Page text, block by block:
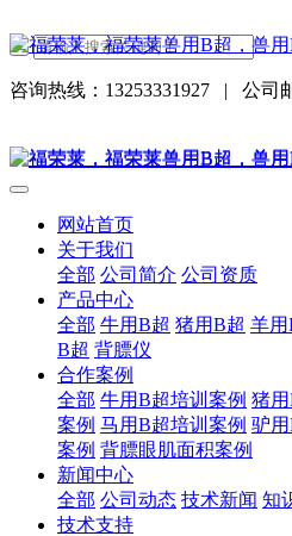
咨询热线：13253331927 | 公司
网站首页
关于我们
全部 公司简介 公司资质
产品中心
全部 牛用B超 猪用B超 羊用
B超 背膘仪
合作案例
全部 牛用B超培训案例 猪
案例 马用B超培训案例 驴
案例 背膘眼肌面积案例
新闻中心
全部 公司动态 技术新闻 知
技术支持